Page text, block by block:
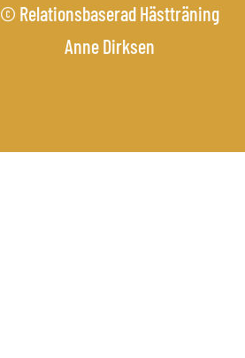
© Relationsbaserad Hästträning
Anne Dirksen